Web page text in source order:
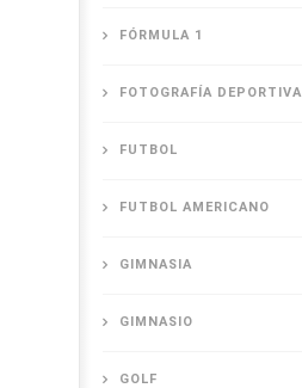
FÓRMULA 1
FOTOGRAFÍA DEPORTIVA
FUTBOL
FUTBOL AMERICANO
GIMNASIA
GIMNASIO
GOLF